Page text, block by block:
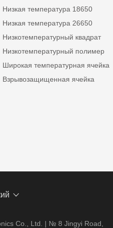
Низкая температура 18650
Низкая температура 26650
Низкотемпературный квадрат
Низкотемпературный полимер
Широкая температурная ячейка
Взрывозащищенная ячейка
Co., Ltd. | № 8 Jingyi Road,